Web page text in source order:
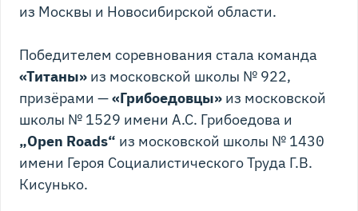
из Москвы и Новосибирской области.
Победителем соревнования стала команда
«Титаны» из московской школы № 922,
призёрами —«Грибоедовцы» из московской
школы № 1529 имени А.С. Грибоедова и
„Open Roads“ из московской школы № 1430
имени Героя Социалистического Труда Г.В.
Кисунько.